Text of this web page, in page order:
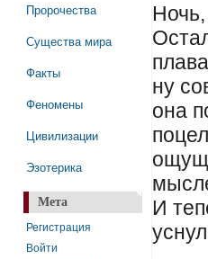
Пророчества
Существа мира
Факты
Феномены
Цивилизации
Эзотерика
Мета
Регистрация
Войти
ну
она
И